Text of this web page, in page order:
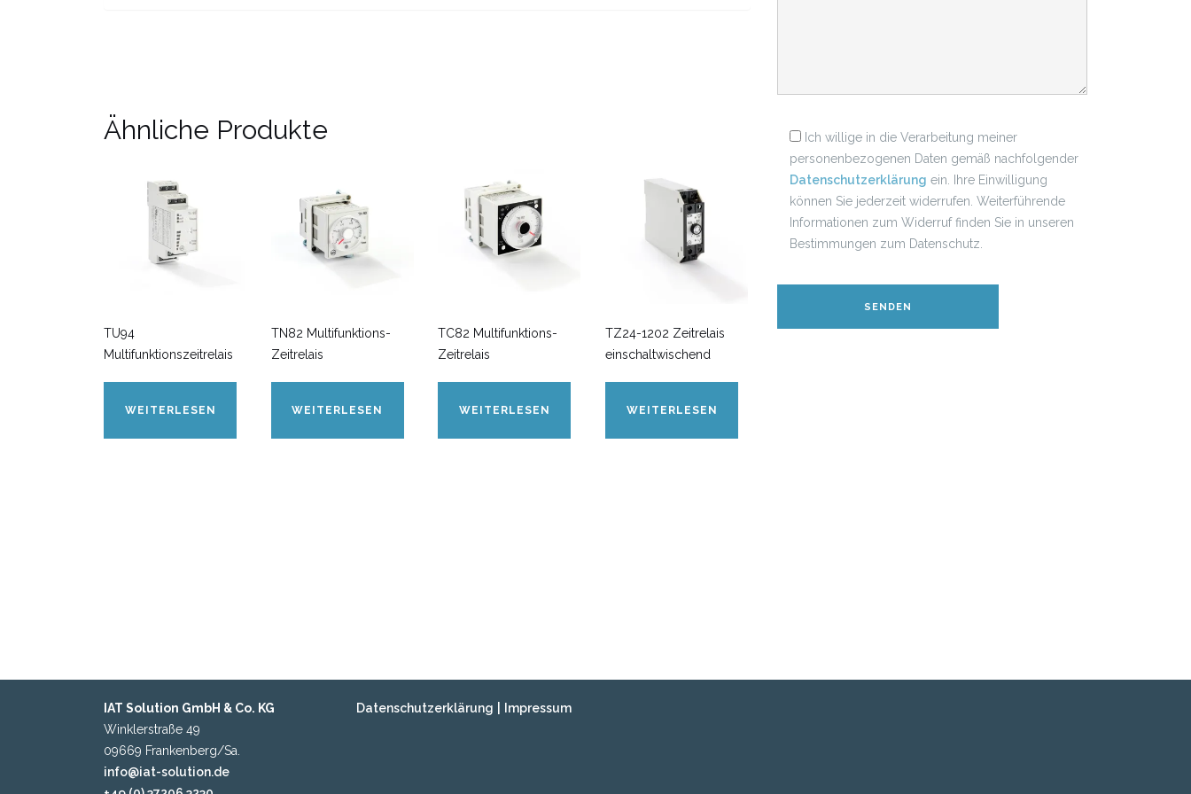
Ähnliche Produkte
TU94
Multifunktionszeitrelais
WEITERLESEN
TN82 Multifunktions-
Zeitrelais
WEITERLESEN
TC82 Multifunktions-
Zeitrelais
WEITERLESEN
TZ24-1202 Zeitrelais
einschaltwischend
WEITERLESEN
Ich willige in die Verarbeitung meiner
personenbezogenen Daten gemäß nachfolgender
Datenschutzerklärung ein. Ihre Einwilligung
können Sie jederzeit widerrufen. Weiterführende
Informationen zum Widerruf finden Sie in unseren
Bestimmungen zum Datenschutz.
IAT Solution GmbH & Co. KG
Winklerstraße 49
09669 Frankenberg/Sa.
info@iat-solution.de
Datenschutzerklärung Impressum